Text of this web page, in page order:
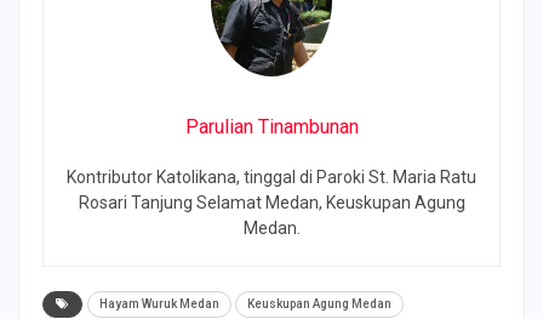
Parulian Tinambunan
Kontributor Katolikana, tinggal di Paroki St. Maria Ratu
Rosari Tanjung Selamat Medan, Keuskupan Agung
Medan.
Hayam Wuruk Medan Keuskupan Agung Medan